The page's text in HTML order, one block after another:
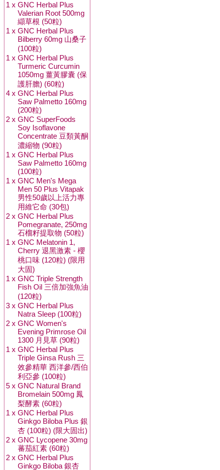
1 x GNC Herbal Plus
Valerian Root 500mg
纈草根 (50粒)
1 x GNC Herbal Plus
Bilberry 60mg 山桑子
(100粒)
1 x GNC Herbal Plus
Turmeric Curcumin
1050mg 薑黃膠囊 (保
護肝膽) (60粒)
4 x GNC Herbal Plus
Saw Palmetto 160mg
(200粒)
2 x GNC SuperFoods
Soy Isoflavone
Concentrate 豆類黃酮
濃縮物 (90粒)
1 x GNC Herbal Plus
Saw Palmetto 160mg
(100粒)
1 x GNC Men's Mega
Men 50 Plus Vitapak
男性50歲以上活力專
用維它命 (30包)
2 x GNC Herbal Plus
Pomegranate, 250mg
石榴籽提取物 (50粒)
1 x GNC Melatonin 1,
Cherry 退黑激素 - 櫻
桃口味 (120粒) (限用
大固)
1 x GNC Triple Strength
Fish Oil 三倍加強魚油
(120粒)
3 x GNC Herbal Plus
Natra Sleep (100粒)
2 x GNC Women's
Evening Primrose Oil
1300 月見草 (90粒)
1 x GNC Herbal Plus
Triple Ginsa Rush 三
效參精華 西洋參/西伯
利亞參 (100粒)
5 x GNC Natural Brand
Bromelain 500mg 鳳
梨酵素 (60粒)
1 x GNC Herbal Plus
Ginkgo Biloba Plus 銀
杏 (100粒) (限大固出)
2 x GNC Lycopene 30mg
蕃茄紅素 (60粒)
2 x GNC Herbal Plus
Ginkgo Biloba 銀杏